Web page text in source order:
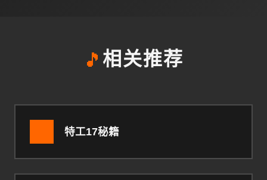
🎵 相关推荐
特工17秘籍